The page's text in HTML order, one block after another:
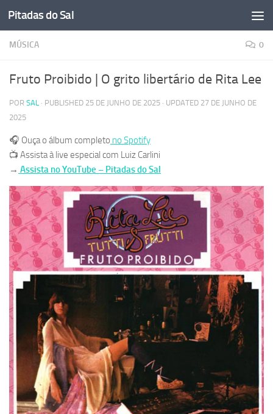
Skip to content
Pitadas do Sal
MÚSICA 0
Fruto Proibido | O grito libertário de Rita Lee
POR SAL · PUBLISHED 25 DE JUNHO DE 2025 · UPDATED 27 DE JUNHO DE
2025
🎧 Ouça o álbum completo no Spotify
📺 Assista à live especial com Luiz Carlini
→ Assista no YouTube – Pitadas do Sal